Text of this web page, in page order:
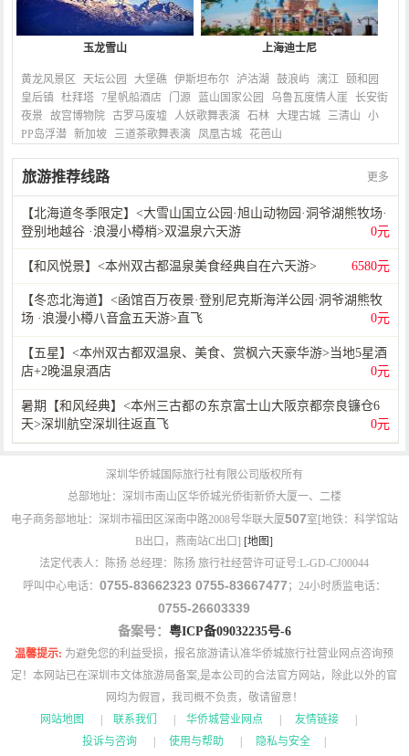
玉龙雪山 上海迪士尼
黄龙风景区 天坛公园 大堡礁 伊斯坦布尔 泸沽湖 鼓浪屿 漓江
颐和园
皇后镇 杜拜塔 7星帆船酒店 门源 蓝山国家公园 乌鲁瓦度情人崖
长安街
夜景
故宫博物院 古罗马废墟 人妖歌舞表演 石林 大理古城 三清山
小
PP岛浮潜 新加坡 三道茶歌舞表演 凤凰古城 花芭山
旅游推荐线路 更多
【北海道冬季限定】<大雪山国立公园·旭山动物园·洞爷湖熊牧场·
登别地越谷 ·浪漫小樽梢>双温泉六天游
0元
【和风悦景】<本州双古都温泉美食经典自在六天游> 6580元
【冬恋北海道】<函馆百万夜景·登别尼克斯海洋公园·洞爷湖熊牧
场 ·浪漫小樽八音盒五天游>直飞
0元
【五星】<本州双古都双温泉、美食、赏枫六天豪华游>当地5星酒
店+2晚温泉酒店
0元
暑期【和风经典】<本州三古都の东京富士山大阪京都奈良镰仓6
天>深圳航空深圳往返直飞
0元
深圳华侨城国际旅行社有限公司版权所有
总部地址：深圳市南山区华侨城光侨街新侨大厦一、二楼
电子商务部地址：深圳市福田区深南中路2008号华联大厦507室[地铁：科学馆站
B出口，燕南站C出口] [地图]
法定代表人：陈扬 总经理：陈扬 旅行社经营许可证号:L-GD-CJ00044
呼叫中心电话： 0755-83662323 0755-83667477 ；24小时质监电话：
0755-26603339
备案号： 粤ICP备09032235号-6
温馨提示: 为避免您的利益受损，报名旅游请认准华侨城旅行社营业网点咨询预
定！本网站已在深圳市文体旅游局备案,是本公司的合法官方网站，除此以外的官
网均为假冒，我司概不负责，敬请留意！
网站地图
|联系我们 |华侨城营业网点 |友情链接
|
投诉与咨询
|使用与帮助 | 隐私与安全 |